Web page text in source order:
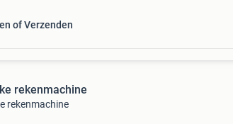
of Verzenden
rekenmachine
rekenmachine